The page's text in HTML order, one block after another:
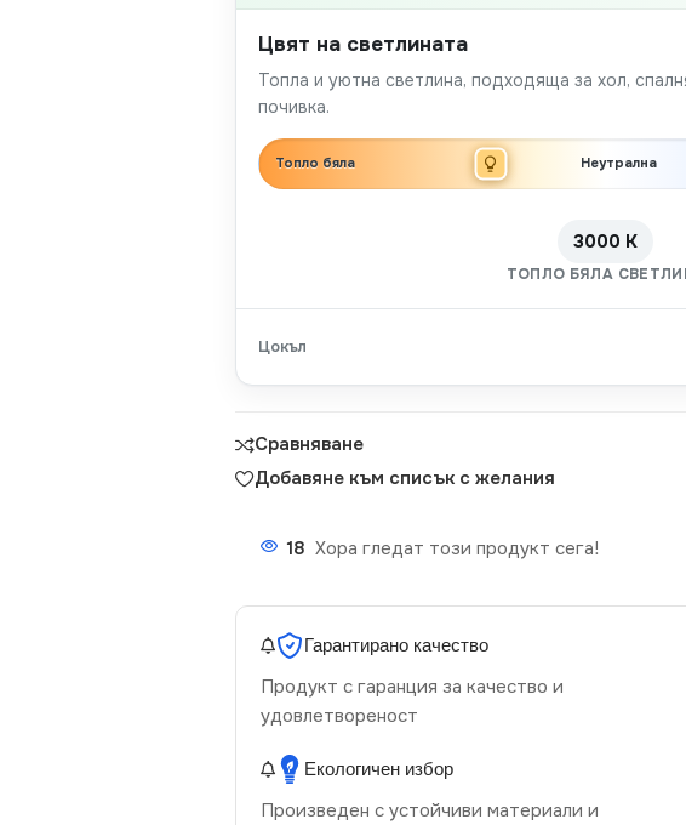
Цвят на светлината
Топла и уютна светлина, подходяща за хол,
почивка.
Топло бяла Неутрална
3000 K
ТОПЛО БЯЛА
Цокъл
Сравняване
Добавяне към списък с желания
18 Хора гледат този продукт сега!
Гарантирано качество
Продукт с гаранция за качество и
удовлетвореност
Екологичен избор
Произведен с устойчиви материали и